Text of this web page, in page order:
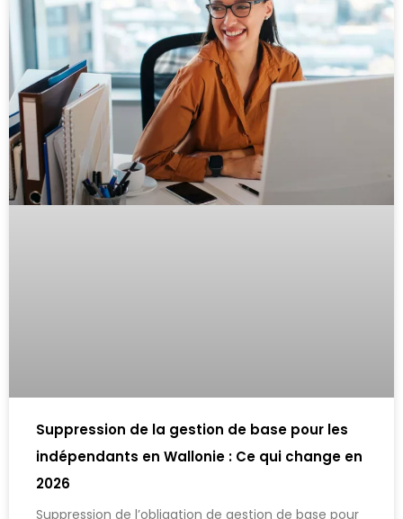
Suppression de la gestion de base pour les
indépendants en Wallonie : Ce qui change en
2026
Suppression de l’obligation de gestion de base pour